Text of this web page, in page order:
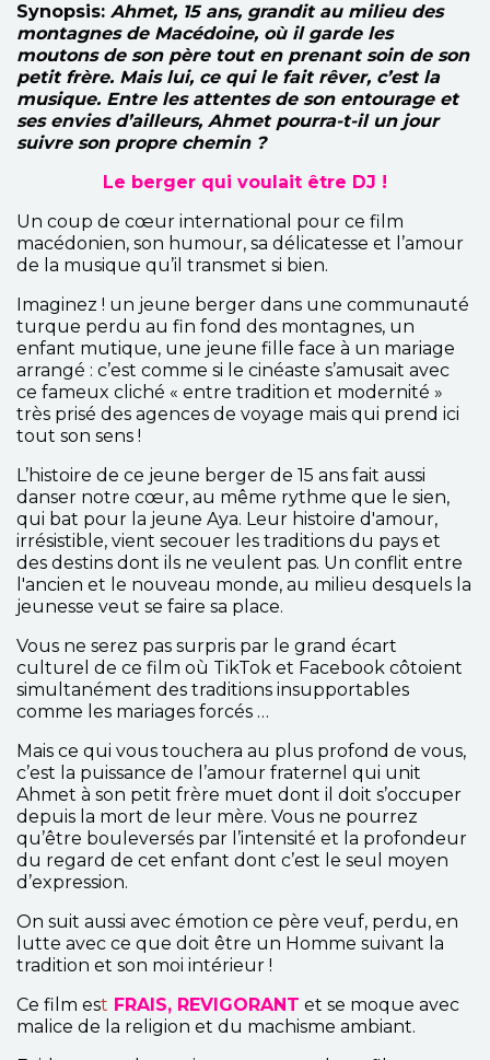
Synopsis: Ahmet, 15 ans, grandit au milieu des
montagnes de Macédoine, où il garde les
moutons de son père tout en prenant soin de son
petit frère. Mais lui, ce qui le fait rêver, c’est la
musique. Entre les attentes de son entourage et
ses envies d’ailleurs, Ahmet pourra-t-il un jour
suivre son propre chemin ?
Le berger qui voulait être DJ !
Un coup de cœur international pour ce film
macédonien, son humour, sa délicatesse et l’amour
de la musique qu’il transmet si bien.
Imaginez ! un jeune berger dans une communauté
turque perdu au fin fond des montagnes, un
enfant mutique, une jeune fille face à un mariage
arrangé : c’est comme si le cinéaste s’amusait avec
ce fameux cliché « entre tradition et modernité »
très prisé des agences de voyage mais qui prend ici
tout son sens !
L’histoire de ce jeune berger de 15 ans fait aussi
danser notre cœur, au même rythme que le sien,
qui bat pour la jeune Aya. Leur histoire d'amour,
irrésistible, vient secouer les traditions du pays et
des destins dont ils ne veulent pas. Un conflit entre
l'ancien et le nouveau monde, au milieu desquels la
jeunesse veut se faire sa place.
Vous ne serez pas surpris par le grand écart
culturel de ce film où TikTok et Facebook côtoient
simultanément des traditions insupportables
comme les mariages forcés …
Mais ce qui vous touchera au plus profond de vous,
c’est la puissance de l’amour fraternel qui unit
Ahmet à son petit frère muet dont il doit s’occuper
depuis la mort de leur mère. Vous ne pourrez
qu’être bouleversés par l’intensité et la profondeur
du regard de cet enfant dont c’est le seul moyen
d’expression.
On suit aussi avec émotion ce père veuf, perdu, en
lutte avec ce que doit être un Homme suivant la
tradition et son moi intérieur !
Ce film est FRAIS, REVIGORANT et se moque avec
malice de la religion et du machisme ambiant.